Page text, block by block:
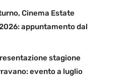
Cinema Estate
appuntamento dal
stagione
evento a luglio